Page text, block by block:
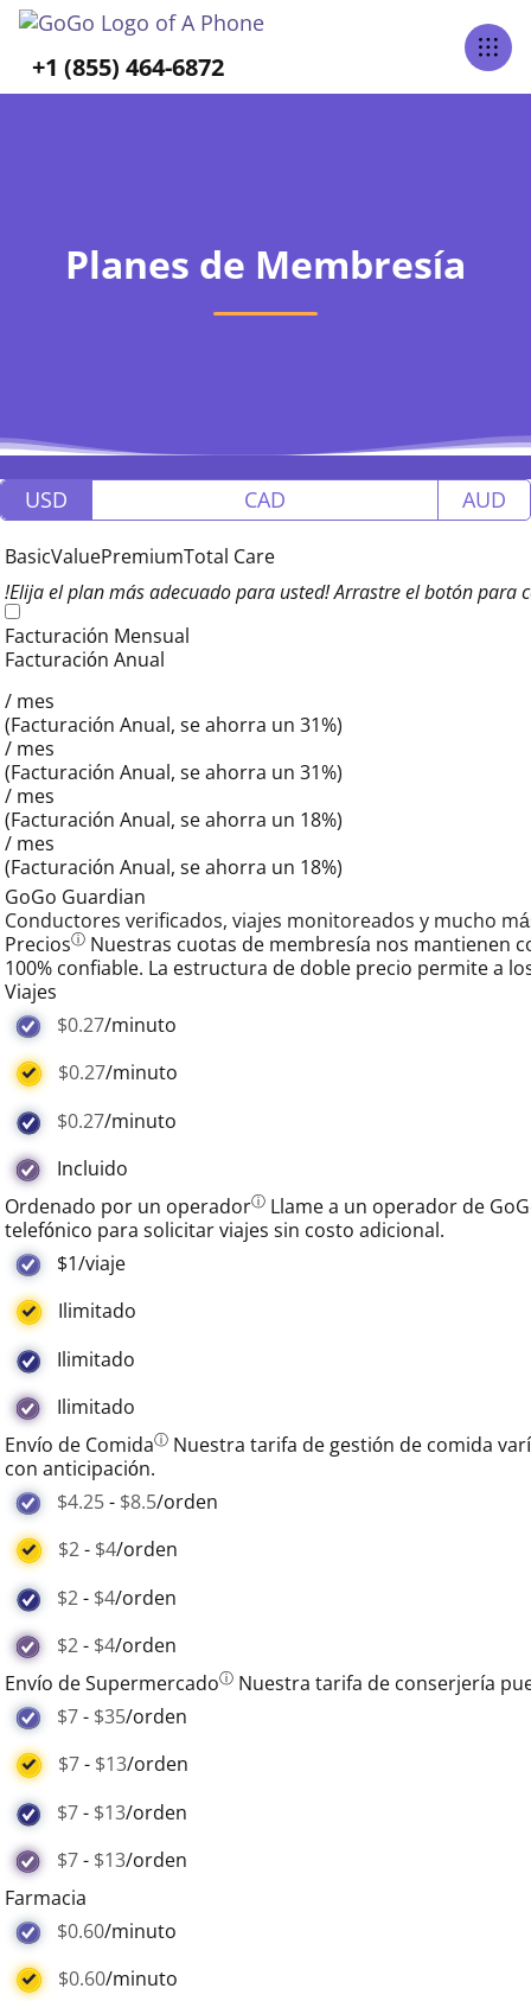
+1 (855) 464-6872
Planes de Membresía
USD CAD AUD
BasicValuePremiumTotal Care
!Elija el plan más adecuado para usted! Arrastre el botón
Facturación Mensual
Facturación Anual
/ mes
(Facturación Anual, se ahorra un 31%)
/ mes
(Facturación Anual, se ahorra un 31%)
/ mes
(Facturación Anual, se ahorra un 18%)
/ mes
(Facturación Anual, se ahorra un 18%)
GoGo Guardian
Conductores verificados, viajes monitoreados y mucho
Preciosⓘ Nuestras cuotas de membresía nos mantienen
100% confiable. La estructura de doble precio permite a
Viajes
$0.27/minuto
$0.27/minuto
$0.27/minuto
Incluido
Ordenado por un operadorⓘ Llame a un operador de
telefónico para solicitar viajes sin costo adicional.
$1/viaje
Ilimitado
Ilimitado
Ilimitado
Envío de Comidaⓘ Nuestra tarifa de gestión de comida
con anticipación.
$4.25- $8.5/orden
$2- $4/orden
$2- $4/orden
$2- $4/orden
Envío de Supermercadoⓘ Nuestra tarifa de conserjería
$7- $35/orden
$7- $13/orden
$7- $13/orden
$7- $13/orden
Farmacia
$0.60/minuto
$0.60/minuto